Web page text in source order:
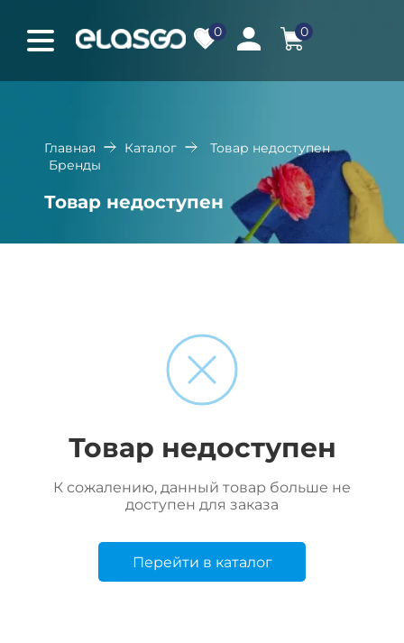
0 0
Главная Каталог
Товар недоступен
Бренды
Товар недоступен
Товар недоступен
К сожалению, данный товар больше не
доступен для заказа
Перейти в каталог